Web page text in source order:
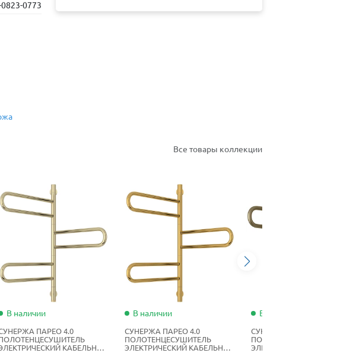
0773
Все товары коллекции
В наличии
ПАРЕО 4.0
КАБЕЛЬНЫЙ
В наличии
СУНЕРЖА ПАРЕО 4.0
ПОЛОТЕНЦЕСУШИТЕЛЬ
ЭЛЕКТРИЧЕСКИЙ КАБЕЛЬНЫЙ
В наличии
СУНЕРЖА ПАРЕО 4.0
ПОЛОТЕНЦЕСУШИТЕЛЬ
ЭЛЕКТРИЧЕСКИЙ